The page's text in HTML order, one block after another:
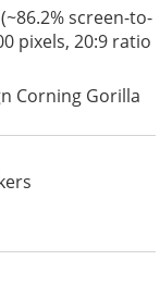
screen-to-
pixels, 20:9 ratio
Corning Gorilla